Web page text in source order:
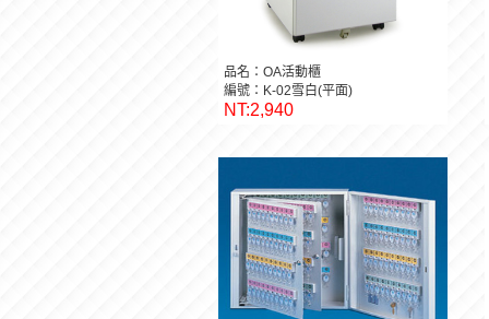
品名：OA活動櫃
編號：K-02雪白(平面)
NT:2,940